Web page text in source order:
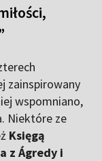
zainspirowany
wspomniano,
Niektóre ze
Księgą
z Ágredy i